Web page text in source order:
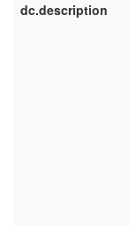
dc.description